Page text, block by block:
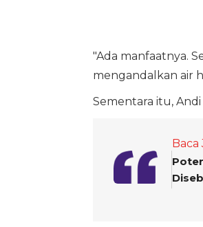
"Ada manfaatnya.
mengandalkan air
Sementara itu,
Baca